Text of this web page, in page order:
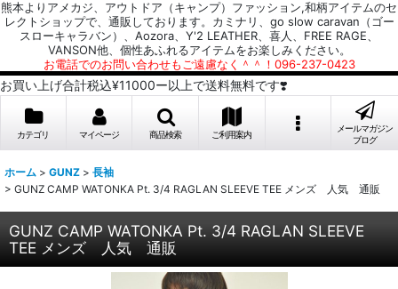
熊本よりアメカジ、アウトドア（キャンプ）ファッション,和柄アイテムのセ
レクトショップで、通販しております。カミナリ、go slow caravan（ゴー
スローキャラバン）、Aozora、Y'2 LEATHER、喜人、FREE RAGE、
VANSON他、個性あふれるアイテムをお楽しみください。
お電話でのお問い合わせもご遠慮なく＾＾！096-237-0423
お買い上げ合計税込¥11000ー以上で送料無料です❣️
カテゴリ マイページ 商品検索 ご利用案内
メールマガジン
ブログ
ホーム > GUNZ > 長袖
> GUNZ CAMP WATONKA Pt. 3/4 RAGLAN SLEEVE TEE メンズ 人気 通販
GUNZ CAMP WATONKA Pt. 3/4 RAGLAN SLEEVE
TEE メンズ 人気 通販